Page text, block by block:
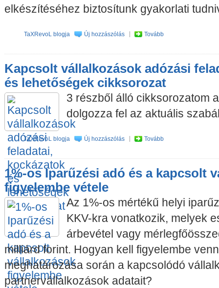
elkészítéséhez biztosítunk gyakorlati
TaXRevoL blogja Új hozzászólás Tovább
Kapcsolt vállalkozások adózási
és lehetőségek cikksorozat
3 részből álló cikksorozatom
dolgozza fel az aktuális
TaXRevoL blogja Új hozzászólás Tovább
1%-os Iparűzési adó és a kapcsolt
figyelembe vétele
Az 1%-os mértékű helyi
KKV-kra vonatkozik, melyek
árbevétel vagy
milliárd forint. Hogyan kell figyelembe
meghatározása során a kapcsolódó
partnervállalkozások adatait?